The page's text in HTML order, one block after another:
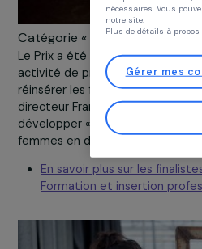
Chez RAJA nous
et de
données de trafic
nécessaires. Vous
notre site.